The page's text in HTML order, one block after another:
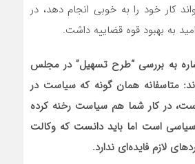
کار خود را به خوبی انجام دهد، در
به بهبود قوه قضاییه داشت.
به بررسی “طرح تسهیل” در مجلس
متاسفانه همان گونه که سیاست در
در کار شما هم سیاست رخنه کرده
است اما باید دانست که وکالت
لازم فایده‌ای ندارد.